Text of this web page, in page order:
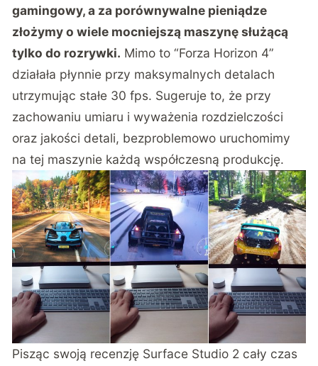
gamingowy, a za porównywalne pieniądze
złożymy o wiele mocniejszą maszynę służącą
tylko do rozrywki. Mimo to “Forza Horizon 4”
działała płynnie przy maksymalnych detalach
utrzymując stałe 30 fps. Sugeruje to, że przy
zachowaniu umiaru i wyważenia rozdzielczości
oraz jakości detali, bezproblemowo uruchomimy
na tej maszynie każdą współczesną produkcję.
Pisząc swoją recenzję Surface Studio 2 cały czas